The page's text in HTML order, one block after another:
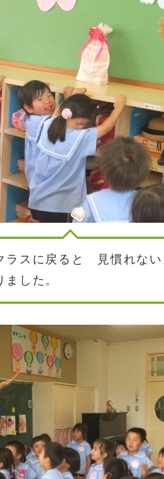
ラスに戻ると 見慣れな
した。